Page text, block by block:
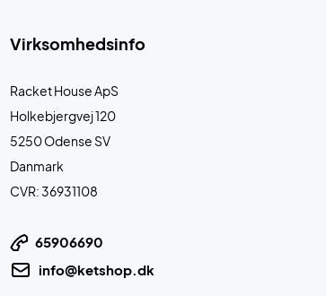
Virksomhedsinfo
Racket House ApS
Holkebjergvej 120
5250 Odense SV
Danmark
CVR: 36931108
65906690
info@ketshop.dk